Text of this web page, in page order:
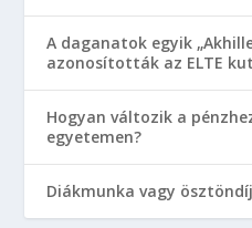
A daganatok egyik
azonosították az ELTE
Hogyan változik a
egyetemen?
Diákmunka vagy